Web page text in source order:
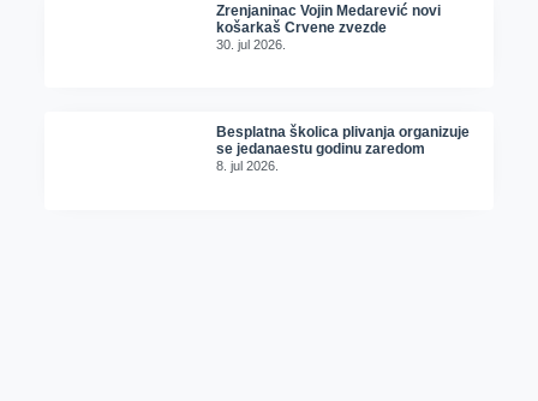
Zrenjaninac Vojin Medarević novi
košarkaš Crvene zvezde
30. jul 2026.
Besplatna školica plivanja organizuje
se jedanaestu godinu zaredom
8. jul 2026.